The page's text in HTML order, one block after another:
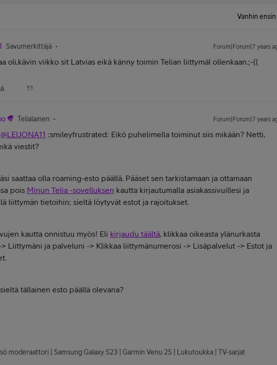
Vanhin ensin
Savumerkittäjä Forum|Forum|7 years
oli,kävin viikko sit Latvias eikä känny toimin Telian liittymäl ollenkaan.;-((
Telialainen Forum|Forum|7 years
@LEIJONA11 :smileyfrustrated: Eikö puhelimella toiminut siis mikään? Netti,
viestit?
saattaa olla roaming-esto päällä. Pääset sen tarkistamaan ja ottamaan
pois Minun Telia -sovelluksen kautta kirjautumalla asiakassivuillesi ja
liittymän tietoihin; sieltä löytyvät estot ja rajoitukset.
kautta onnistuu myös! Eli kirjaudu täältä, klikkaa oikeasta ylänurkasta
Liittymäni ja palveluni -> Klikkaa liittymänumerosi -> Lisäpalvelut -> Estot ja
tällainen esto päällä olevana?
moderaattori | Samsung Galaxy S23 | Garmin Venu 2S | Lukutoukka | TV-sarjat